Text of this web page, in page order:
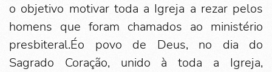
o objetivo motivar toda a Igreja a rezar pelos
homens que foram chamados ao ministério
presbiteral.Éo povo de Deus, no dia do
Sagrado Coração, unido à toda a Igreja,